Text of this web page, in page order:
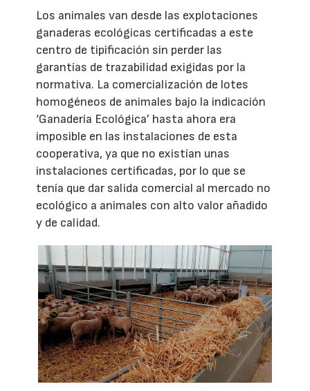
Los animales van desde las explotaciones
ganaderas ecológicas certificadas a este
centro de tipificación sin perder las
garantías de trazabilidad exigidas por la
normativa. La comercialización de lotes
homogéneos de animales bajo la indicación
‘Ganadería Ecológica’ hasta ahora era
imposible en las instalaciones de esta
cooperativa, ya que no existían unas
instalaciones certificadas, por lo que se
tenía que dar salida comercial al mercado no
ecológico a animales con alto valor añadido
y de calidad.